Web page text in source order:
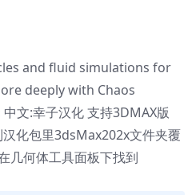
and fluid simulations for
deeply with Chaos
文:幸子汉化 支持3DMAX版
化包里3dsMax202x文件夹覆
几何体工具面板下找到